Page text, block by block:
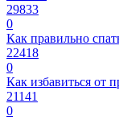
29833
0
Как правильно
22418
0
Как избавиться от
21141
0